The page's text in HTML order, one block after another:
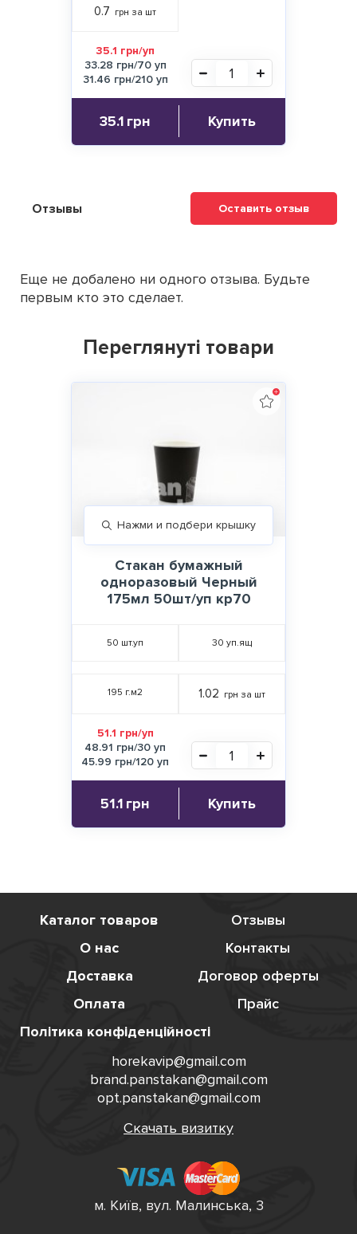
0.7 грн за шт
35.1 грн/уп
33.28 грн/70 уп
31.46 грн/210 уп
35.1 грн Купить
Отзывы Оставить отзыв
Еще не добалено ни одного отзыва. Будьте
первым кто это сделает.
Переглянуті товари
Нажми и подбери крышку
Стакан бумажный
одноразовый Черный
175мл 50шт/уп кр70
50 шт.уп 30 уп.ящ
195 г.м2 1.02 грн за шт
51.1 грн/уп
48.91 грн/30 уп
45.99 грн/120 уп
51.1 грн Купить
Каталог товаров
Отзывы
О нас
Контакты
Доставка
Договор оферты
Оплата
Прайс
Політика конфіденційності
horekavip@gmail.com
brand.panstakan@gmail.com
opt.panstakan@gmail.com
Скачать визитку
м. Київ, вул. Малинська, 3